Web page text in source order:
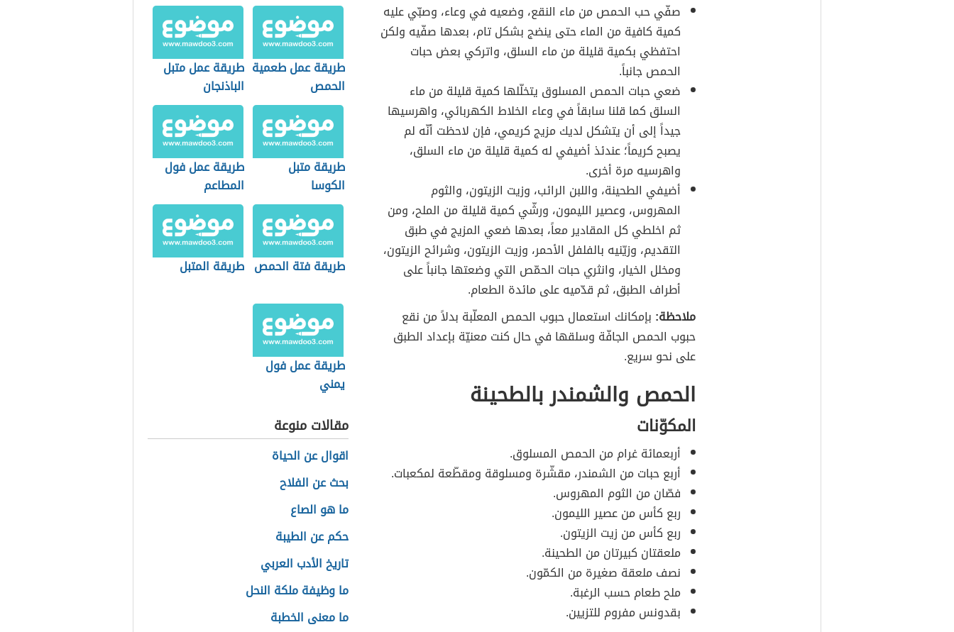
صفّي حب الحمص من ماء النقع، وضعيه في وعاء، وصبّي عليه
كمية كافية من الماء حتى ينضج بشكل تام، بعدها صفّيه ولكن
احتفظي بكمية قليلة من ماء السلق، واتركي بعض حبات
الحمص جانباً.
ضعي حبات الحمص المسلوق يتخلّلها كمية قليلة من ماء
السلق كما قلنا سابقاً في وعاء الخلاط الكهربائي، واهرسيها
جيداً إلى أن يتشكل لديك مزيج كريمي، فإن لاحظت أنّه لم
يصبح كريماً؛ عندئذ أضيفي له كمية قليلة من ماء السلق،
واهرسيه مرة أخرى.
أضيفي الطحينة، واللبن الرائب، وزيت الزيتون، والثوم
المهروس، وعصير الليمون، ورشّي كمية قليلة من الملح، ومن
ثم اخلطي كل المقادير معاً، بعدها ضعي المزيج في طبق
التقديم، وزيّنيه بالفلفل الأحمر، وزيت الزيتون، وشرائح الزيتون،
ومخلل الخيار، وانثري حبات الحمّص التي وضعتها جانباً على
أطراف الطبق، ثم قدّميه على مائدة الطعام.
ملاحظة: بإمكانك استعمال حبوب الحمص المعلّبة بدلاً من نقع
حبوب الحمص الجافّة وسلقها في حال كنت معنيّة بإعداد الطبق
على نحو سريع.
الحمص والشمندر بالطحينة
المكوّنات
أربعمائة غرام من الحمص المسلوق.
أربع حبات من الشمندر، مقشّرة ومسلوقة ومقطّعة لمكعبات.
فصّان من الثوم المهروس.
ربع كأس من عصير الليمون.
ربع كأس من زيت الزيتون.
ملعقتان كبيرتان من الطحينة.
نصف ملعقة صغيرة من الكمّون.
ملح طعام حسب الرغبة.
بقدونس مفروم للتزيين.
طريقة عمل طعمية
الحمص
طريقة عمل متبل
الباذنجان
طريقة متبل
الكوسا
طريقة عمل فول
المطاعم
طريقة فتة الحمص طريقة المتبل
طريقة عمل فول
يمني
مقالات منوعة
اقوال عن الحياة
بحث عن الفلاح
ما هو الصاع
حكم عن الطيبة
تاريخ الأدب العربي
ما وظيفة ملكة النحل
ما معنى الخطبة